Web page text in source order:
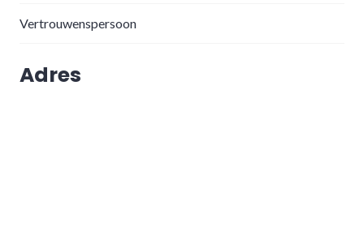
Vertrouwenspersoon
Adres